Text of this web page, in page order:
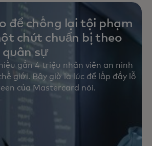
để chống lại tội phạm
chút chuẩn bị theo
quân sự
gần 4 triệu nhân viên an ninh
giới. Bây giờ là lúc để lấp đầy lỗ
của Mastercard nói.